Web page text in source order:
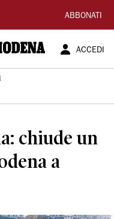
ABBONATI
ACCEDI
chiude un
a